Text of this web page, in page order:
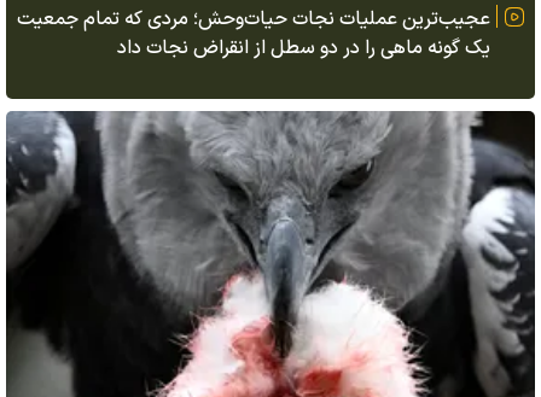
عجیب‌ترین عملیات نجات حیات‌وحش؛ مردی که تمام جمعیت
یک گونه ماهی را در دو سطل از انقراض نجات داد